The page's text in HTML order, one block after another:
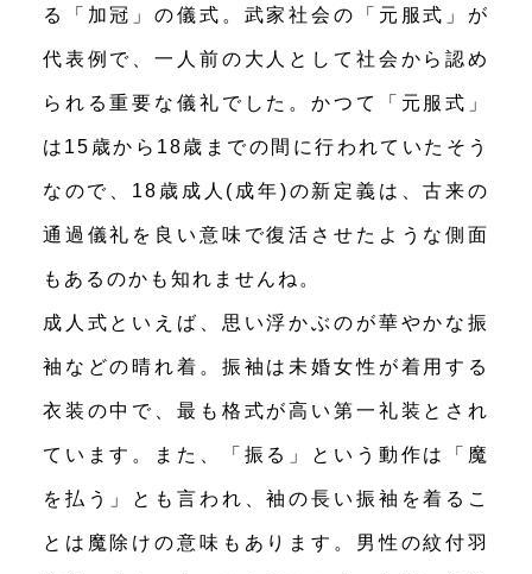
る「加冠」の儀式。武家社会の「元服式」が
代表例で、一人前の大人として社会から認め
られる重要な儀礼でした。かつて「元服式」
は15歳から18歳までの間に行われていたそう
なので、18歳成人(成年)の新定義は、古来の
通過儀礼を良い意味で復活させたような側面
もあるのかも知れませんね。
成人式といえば、思い浮かぶのが華やかな振
袖などの晴れ着。振袖は未婚女性が着用する
衣装の中で、最も格式が高い第一礼装とされ
ています。また、「振る」という動作は「魔
を払う」とも言われ、袖の長い振袖を着るこ
とは魔除けの意味もあります。男性の紋付羽